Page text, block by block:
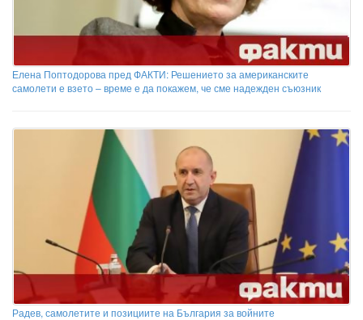
Елена Поптодорова пред ФАКТИ: Решението за американските
самолети е взето – време е да покажем, че сме надежден съюзник
Радев, самолетите и позициите на България за войните